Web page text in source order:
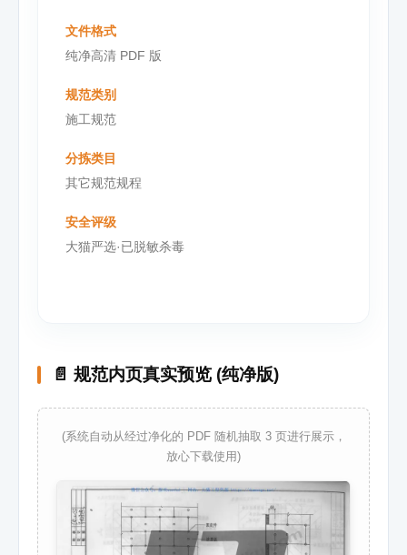
文件格式
纯净高清 PDF 版
规范类别
施工规范
分拣类目
其它规范规程
安全评级
大猫严选·已脱敏杀毒
📄 规范内页真实预览 (纯净版)
(系统自动从经过净化的 PDF 随机抽取 3 页进行展示，
放心下载使用)